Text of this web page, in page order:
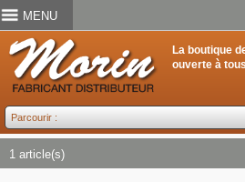
MENU
La boutique
ouverte à
1 article(s)